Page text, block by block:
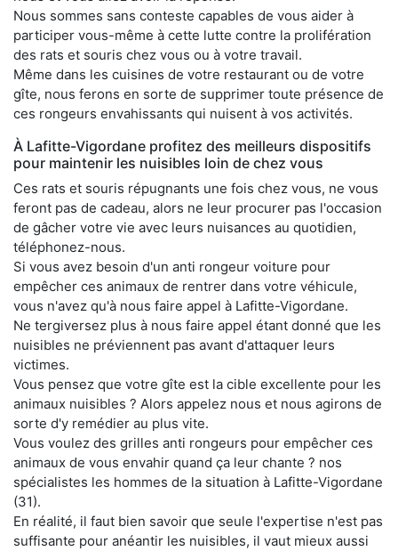
Nous sommes sans conteste capables de vous aider à
participer vous-même à cette lutte contre la prolifération
des rats et souris chez vous ou à votre travail.
Même dans les cuisines de votre restaurant ou de votre
gîte, nous ferons en sorte de supprimer toute présence de
ces rongeurs envahissants qui nuisent à vos activités.
À Lafitte-Vigordane profitez des meilleurs dispositifs
pour maintenir les nuisibles loin de chez vous
Ces rats et souris répugnants une fois chez vous, ne vous
feront pas de cadeau, alors ne leur procurer pas l'occasion
de gâcher votre vie avec leurs nuisances au quotidien,
téléphonez-nous.
Si vous avez besoin d'un anti rongeur voiture pour
empêcher ces animaux de rentrer dans votre véhicule,
vous n'avez qu'à nous faire appel à Lafitte-Vigordane.
Ne tergiversez plus à nous faire appel étant donné que les
nuisibles ne préviennent pas avant d'attaquer leurs
victimes.
Vous pensez que votre gîte est la cible excellente pour les
animaux nuisibles ? Alors appelez nous et nous agirons de
sorte d'y remédier au plus vite.
Vous voulez des grilles anti rongeurs pour empêcher ces
animaux de vous envahir quand ça leur chante ? nos
spécialistes les hommes de la situation à Lafitte-Vigordane
(31).
En réalité, il faut bien savoir que seule l'expertise n'est pas
suffisante pour anéantir les nuisibles, il vaut mieux aussi